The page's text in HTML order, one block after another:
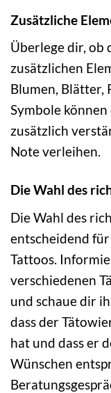
Zusätzliche
Überlege dir, ob
zusätzlichen
Blumen, Blätter,
Symbole
zusätzlich
Note verleihen.
Die Wahl des
Die Wahl des
entscheidend
Tattoos.
verschiedenen
und schaue dir
dass der
hat und dass er
Wünschen